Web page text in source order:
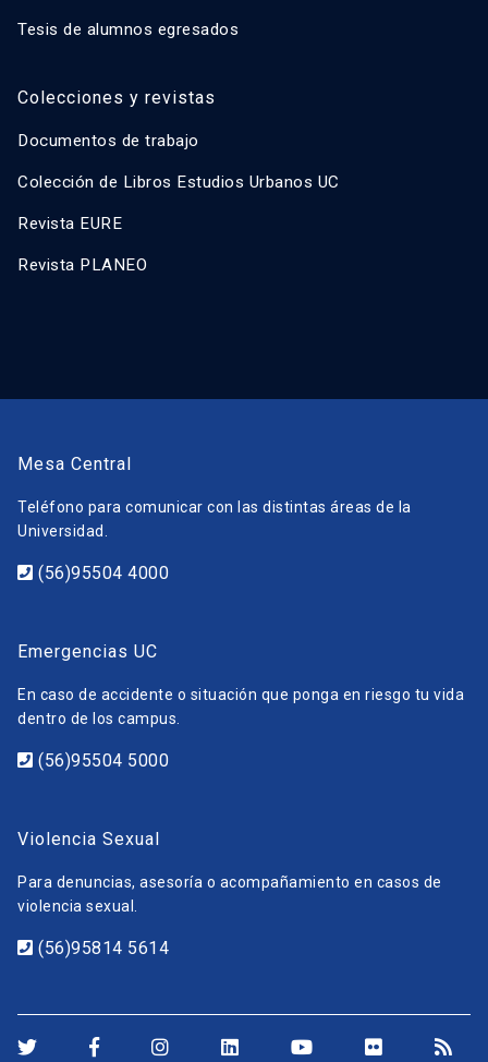
Tesis de alumnos egresados
Colecciones y revistas
Documentos de trabajo
Colección de Libros Estudios Urbanos UC
Revista EURE
Revista PLANEO
Mesa Central
Teléfono para comunicar con las distintas áreas de la
Universidad.
(56)95504 4000
Emergencias UC
En caso de accidente o situación que ponga en riesgo tu vida
dentro de los campus.
(56)95504 5000
Violencia Sexual
Para denuncias, asesoría o acompañamiento en casos de
violencia sexual.
(56)95814 5614